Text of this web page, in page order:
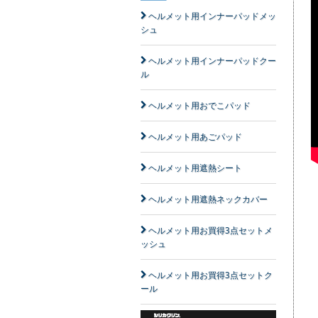
ヘルメット用インナーパッドメッ
シュ
ヘルメット用インナーパッドクー
ル
ヘルメット用おでこパッド
ヘルメット用あごパッド
ヘルメット用遮熱シート
ヘルメット用遮熱ネックカバー
ヘルメット用お買得3点セットメ
ッシュ
ヘルメット用お買得3点セットク
ール